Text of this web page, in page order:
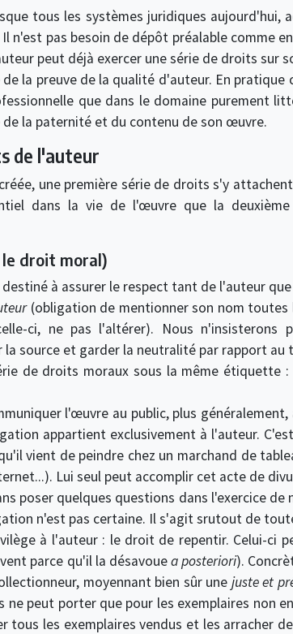
tous les systèmes juridiques
n'est pas besoin de dépôt préalable comme
peut déjà exercer une série de droits sur
la preuve de la qualité d'auteur. En
que dans le domaine purement
de la paternité et du contenu de son œuvre.
de l'auteur
une première série de droits s'y
dans la vie de l'œuvre que la
le droit moral)
à assurer le respect tant de l'auteur
(obligation de mentionner son nom
ci, ne pas l'altérer). Nous n'insisterons
source et garder la neutralité par rapport au
de droits moraux sous la même étiquette
l'œuvre au public, plus
appartient exclusivement à l'auteur.
vient de peindre chez un marchand de
Lui seul peut accomplir cet acte de
poser quelques questions dans l'exercice
n'est pas certaine. Il s'agit srutout de
à l'auteur : le droit de repentir. Celui-ci
parce qu'il la désavouea posteriori).
moyennant bien sûr une juste et
peut porter que pour les exemplaires non
tous les exemplaires vendus et les arracher